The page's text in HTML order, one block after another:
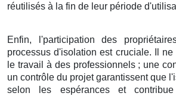
réutilisés à la fin de leur période
Enfin, l'participation des
processus d'isolation est cruciale. Il
le travail à des professionnels ; une
un contrôle du projet garantissent que
selon les espérances et